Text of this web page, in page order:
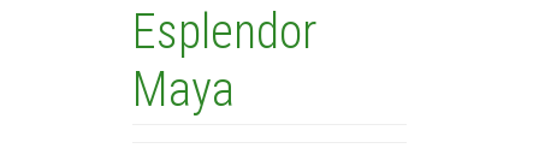
Esplendor
Maya